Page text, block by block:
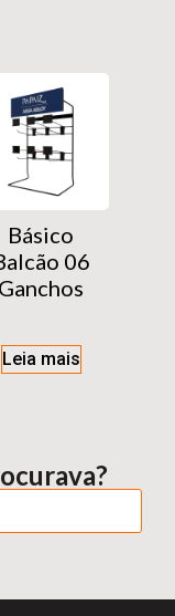
Básico
06
Ganchos
Leia mais